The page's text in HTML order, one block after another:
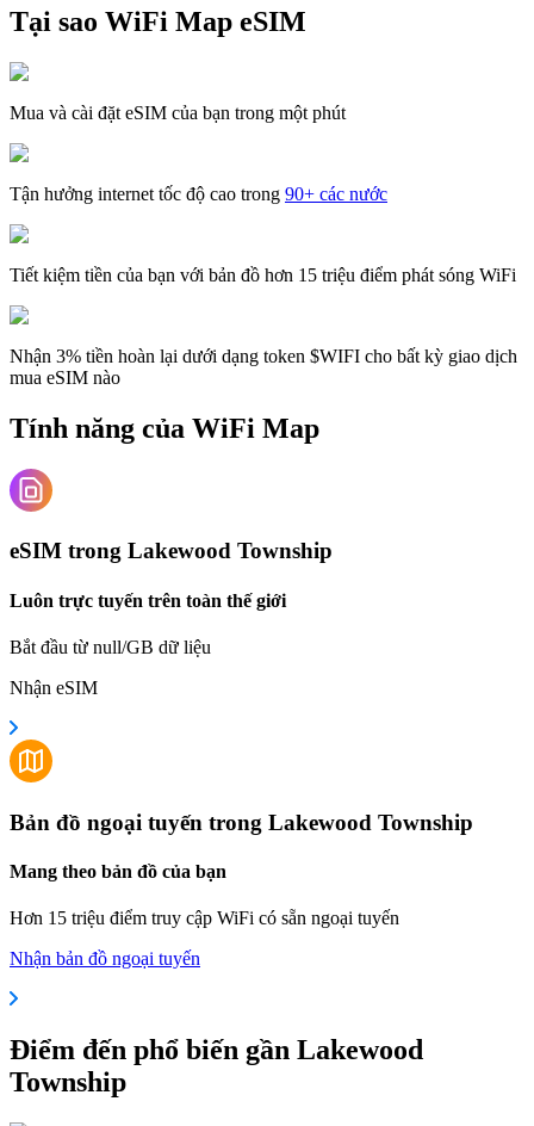
Tại sao WiFi Map eSIM
Mua và cài đặt eSIM của bạn trong một phút
Tận hưởng internet tốc độ cao trong 90+ các nước
Tiết kiệm tiền của bạn với bản đồ hơn 15 triệu điểm phát sóng WiFi
Nhận 3% tiền hoàn lại dưới dạng token $WIFI cho bất kỳ giao dịch
mua eSIM nào
Tính năng của WiFi Map
eSIM trong Lakewood Township
Luôn trực tuyến trên toàn thế giới
Bắt đầu từ null/GB dữ liệu
Nhận eSIM
Bản đồ ngoại tuyến trong Lakewood Township
Mang theo bản đồ của bạn
Hơn 15 triệu điểm truy cập WiFi có sẵn ngoại tuyến
Nhận bản đồ ngoại tuyến
Điểm đến phổ biến gần Lakewood
Township